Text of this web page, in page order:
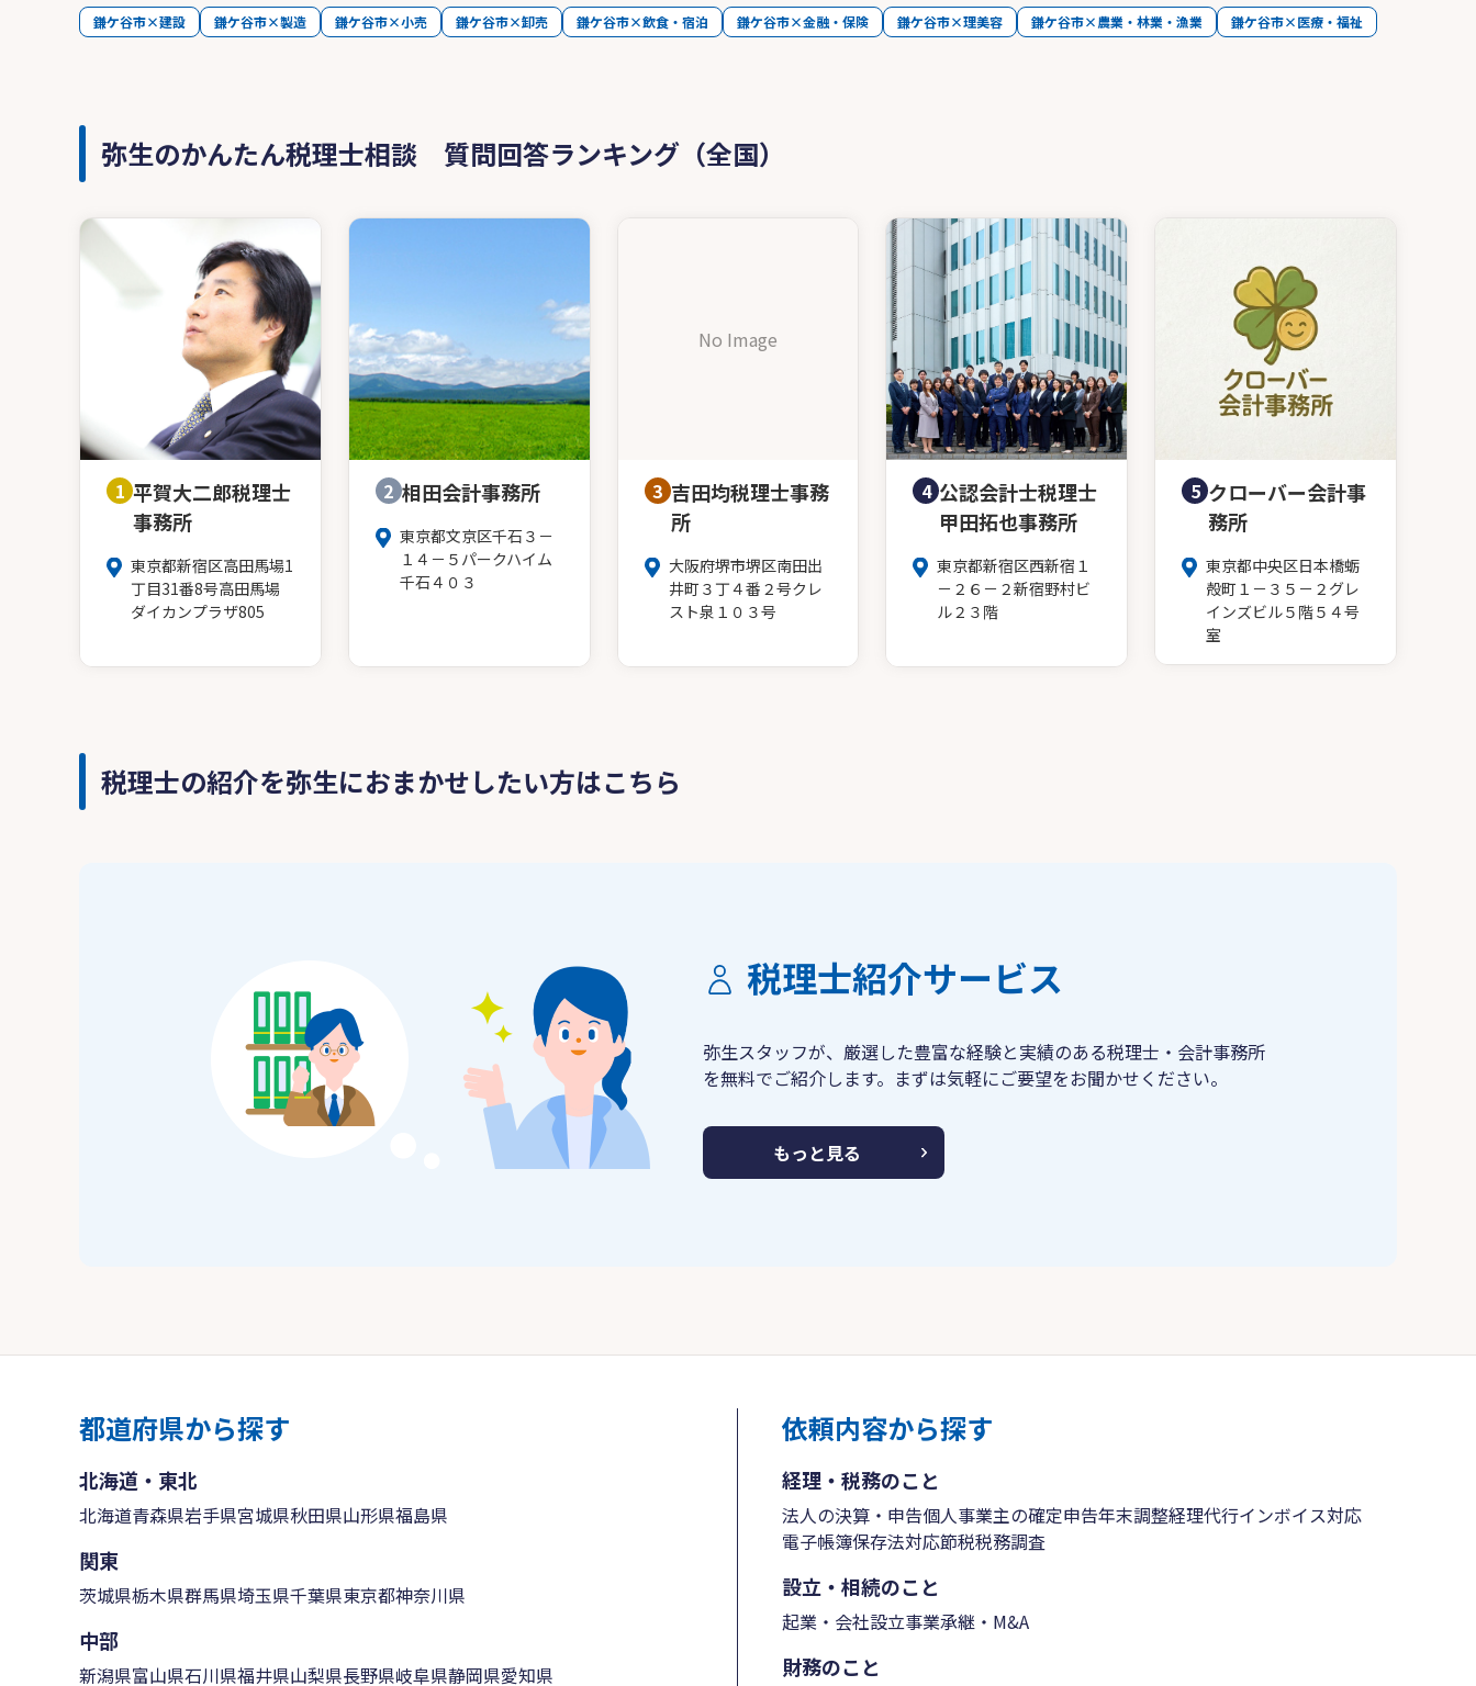
鎌ケ谷市×建設 鎌ケ谷市×製造 鎌ケ谷市×小売 鎌ケ谷市×卸売 鎌ケ谷市×飲食・宿泊 鎌ケ谷市×金融・保険 鎌ケ谷市×理美容 鎌ケ谷市×農業・林業・漁業 鎌ケ谷市×医療・福祉
弥生のかんたん税理士相談 質問回答ランキング（全国）
1 平賀大二郎税理士
事務所
東京都新宿区高田馬場1
丁目31番8号高田馬場
ダイカンプラザ805
2 相田会計事務所
東京都文京区千石３－
１４－５パークハイム
千石４０３
No Image
3 吉田均税理士事務
所
大阪府堺市堺区南田出
井町３丁４番２号クレ
スト泉１０３号
4 公認会計士税理士
甲田拓也事務所
東京都新宿区西新宿１
－２６－２新宿野村ビ
ル２３階
5 クローバー会計事
務所
東京都中央区日本橋蛎
殻町１－３５－２グレ
インズビル５階５４号
室
税理士の紹介を弥生におまかせしたい方はこちら
税理士紹介サービス
弥生スタッフが、厳選した豊富な経験と実績のある税理士・会計事務所
を無料でご紹介します。まずは気軽にご要望をお聞かせください。
もっと見る
都道府県から探す
北海道・東北
北海道青森県岩手県宮城県秋田県山形県福島県
関東
茨城県栃木県群馬県埼玉県千葉県東京都神奈川県
中部
新潟県富山県石川県福井県山梨県長野県岐阜県静岡県愛知県
依頼内容から探す
経理・税務のこと
法人の決算・申告個人事業主の確定申告年末調整経理代行インボイス対応
電子帳簿保存法対応節税税務調査
設立・相続のこと
起業・会社設立事業承継・M&A
財務のこと